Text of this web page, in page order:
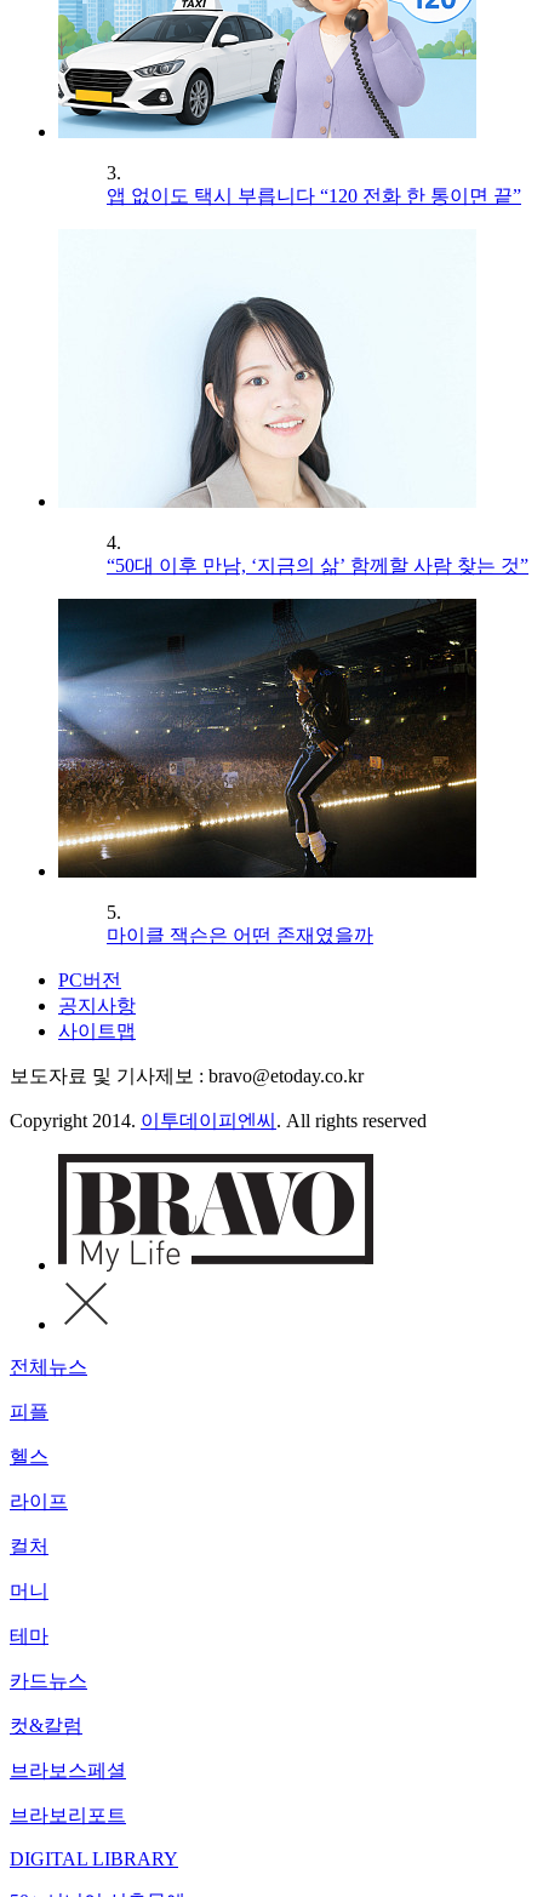
3.
앱 없이도 택시 부릅니다 “120 전화 한 통이면 끝”
4.
“50대 이후 만남, ‘지금의 삶’ 함께할 사람 찾는 것”
5.
마이클 잭슨은 어떤 존재였을까
PC버전
공지사항
사이트맵
보도자료 및 기사제보 : bravo@etoday.co.kr
Copyright 2014. 이투데이피엔씨 . All rights reserved
전체뉴스
피플
헬스
라이프
컬처
머니
테마
카드뉴스
컷&칼럼
브라보스페셜
브라보리포트
DIGITAL LIBRARY